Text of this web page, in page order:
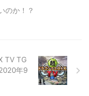
のか！？
TV TG
年9